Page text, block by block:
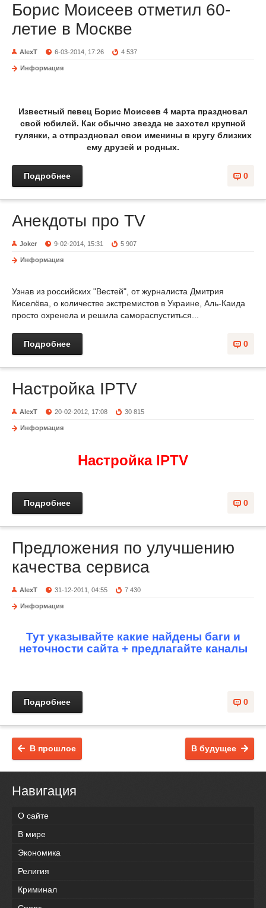
Борис Моисеев отметил 60-
летие в Москве
AlexT 6-03-2014, 17:26 4 537
Информация
Известный певец Борис Моисеев 4 марта праздновал
свой юбилей. Как обычно звезда не захотел крупной
гулянки, а отпраздновал свои именины в кругу близких
ему друзей и родных.
0
Подробнее
Анекдоты про TV
Joker 9-02-2014, 15:31 5 907
Информация
Узнав из российских "Вестей", от журналиста Дмитрия
Киселёва, о количестве экстремистов в Украине, Аль-Каида
просто охренела и решила самораспуститься...
0
Подробнее
Настройка IPTV
AlexT 20-02-2012, 17:08 30 815
Информация
Настройка IPTV
0
Подробнее
Предложения по улучшению
качества сервиса
AlexT 31-12-2011, 04:55 7 430
Информация
Тут указывайте какие найдены баги и
неточности сайта + предлагайте каналы
0
Подробнее
В будущее
В прошлое
Навигация
О сайте
В мире
Экономика
Религия
Криминал